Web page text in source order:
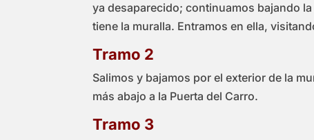
ya desaparecido; continuamos bajando
tiene la muralla. Entramos en ella,
Tramo 2
Salimos y bajamos por el exterior de la
más abajo a la Puerta del Carro.
Tramo 3